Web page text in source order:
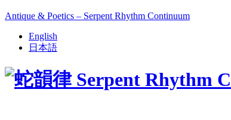
Antique & Poetics – Serpent Rhythm Continuum
English
日本語